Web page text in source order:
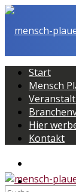
Start
Mensch
Hier
Kontakt
Mensch